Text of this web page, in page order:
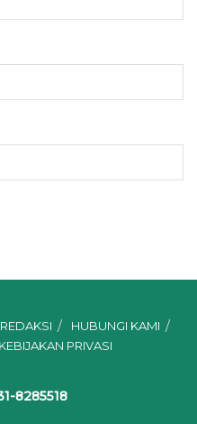
REDAKSI
HUBUNGI KAMI
KEBIJAKAN PRIVASI
8285518